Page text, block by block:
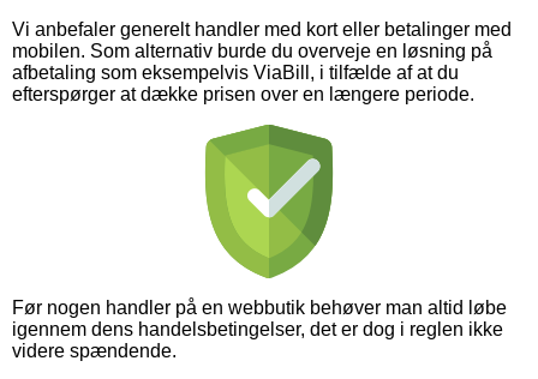
Vi anbefaler generelt handler med kort eller betalinger med
mobilen. Som alternativ burde du overveje en løsning på
afbetaling som eksempelvis ViaBill, i tilfælde af at du
efterspørger at dække prisen over en længere periode.
Før nogen handler på en webbutik behøver man altid løbe
igennem dens handelsbetingelser, det er dog i reglen ikke
videre spændende.